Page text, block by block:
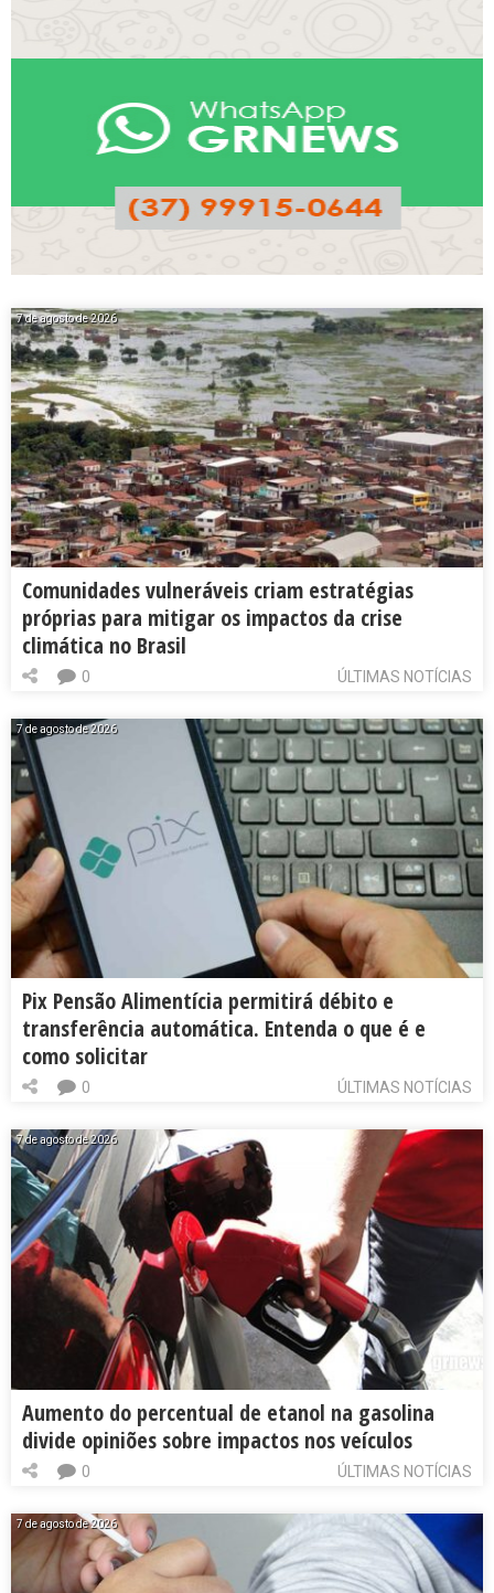
7 de agosto de 2026
Comunidades vulneráveis criam estratégias
próprias para mitigar os impactos da crise
climática no Brasil
ÚLTIMAS NOTÍCIAS
0
7 de agosto de 2026
Pix Pensão Alimentícia permitirá débito e
transferência automática. Entenda o que é e
como solicitar
ÚLTIMAS NOTÍCIAS
0
7 de agosto de 2026
Aumento do percentual de etanol na gasolina
divide opiniões sobre impactos nos veículos
ÚLTIMAS NOTÍCIAS
0
7 de agosto de 2026